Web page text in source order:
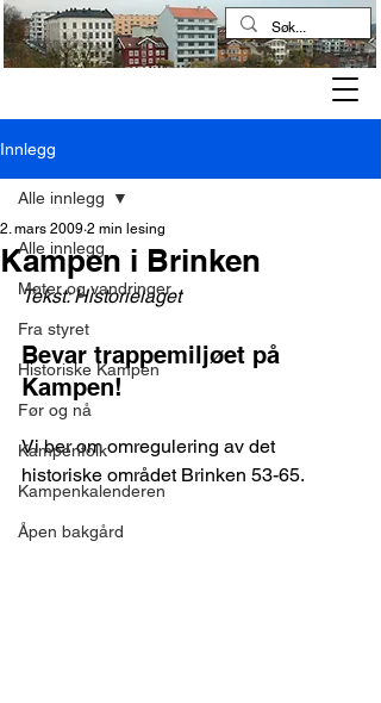
Innlegg
Alle innlegg
Møter og vandringer
Fra styret
Historiske Kampen
Før og nå
Kampenfolk
Kampenkalenderen
Åpen bakgård
Alle innlegg
Kampen i Brinken
2. mars 2009 2 min lesing
Tekst: Historielaget
Bevar trappemiljøet på
Kampen!
Vi ber om omregulering av det
historiske området Brinken 53-65.